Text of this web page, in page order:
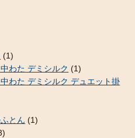
(1)
わた デミシルク (1)
わた デミシルク デュエット掛
とん (1)